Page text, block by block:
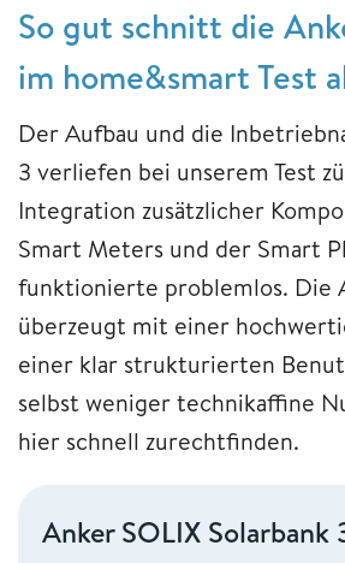
So gut schnitt die
im home&smart Test
Der Aufbau und die
3 verliefen bei unserem Test
Integration zusätzlicher
Smart Meters und der Smart
funktionierte problemlos. Die
überzeugt mit einer
einer klar strukturierten
selbst weniger technikaffine
hier schnell zurechtfinden.
Anker SOLIX Solarbank